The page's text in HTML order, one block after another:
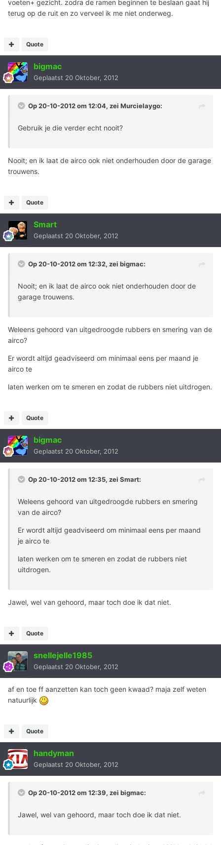
voeten+ gezicht. zodra de ramen beginnen te beslaan gaat hij
terug op de ruit en zo verveel ik me niet onderweg.
Quote
bigmac
Geplaatst 20 Oktober, 2012
Op 20-10-2012 om 12:04, zei Murcielaygo:
Gebruik je die verder echt nooit?
Nooit; en ik laat de airco ook niet onderhouden door de garage
trouwens.
Quote
Smart
Geplaatst 20 Oktober, 2012
Op 20-10-2012 om 12:32, zei bigmac:
Nooit; en ik laat de airco ook niet onderhouden door de
garage trouwens.
Weleens gehoord van uitgedroogde rubbers en smering van de
airco?
Er wordt altijd geadviseerd om minimaal eens per maand je
airco te
laten werken om te smeren en zodat de rubbers niet uitdrogen.
Quote
bigmac
Geplaatst 20 Oktober, 2012
Op 20-10-2012 om 12:35, zei Smart:
Weleens gehoord van uitgedroogde rubbers en smering
van de airco?
Er wordt altijd geadviseerd om minimaal eens per maand
je airco te
laten werken om te smeren en zodat de rubbers niet
uitdrogen.
Jawel, wel van gehoord, maar toch doe ik dat niet.
Quote
snellejelle1985
Geplaatst 20 Oktober, 2012
af en toe ff aanzetten kan toch geen kwaad? maja zelf weten
natuurlijk
Quote
handyman
Geplaatst 20 Oktober, 2012
Op 20-10-2012 om 12:39, zei bigmac:
Jawel, wel van gehoord, maar toch doe ik dat niet.